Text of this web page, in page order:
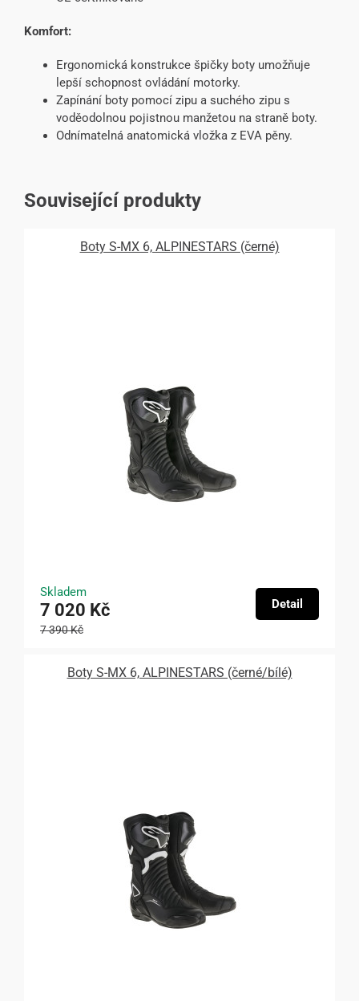
Komfort:
Ergonomická konstrukce špičky boty umožňuje
lepší schopnost ovládání motorky.
Zapínání boty pomocí zipu a suchého zipu s
voděodolnou pojistnou manžetou na straně boty.
Odnímatelná anatomická vložka z EVA pěny.
Související produkty
Boty S-MX 6, ALPINESTARS (černé)
Skladem
7 020 Kč
7 390 Kč
Detail
Boty S-MX 6, ALPINESTARS (černé/bílé)